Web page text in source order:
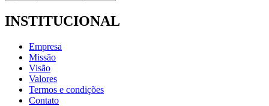
INSTITUCIONAL
Empresa
Missão
Visão
Valores
Termos e condições
Contato